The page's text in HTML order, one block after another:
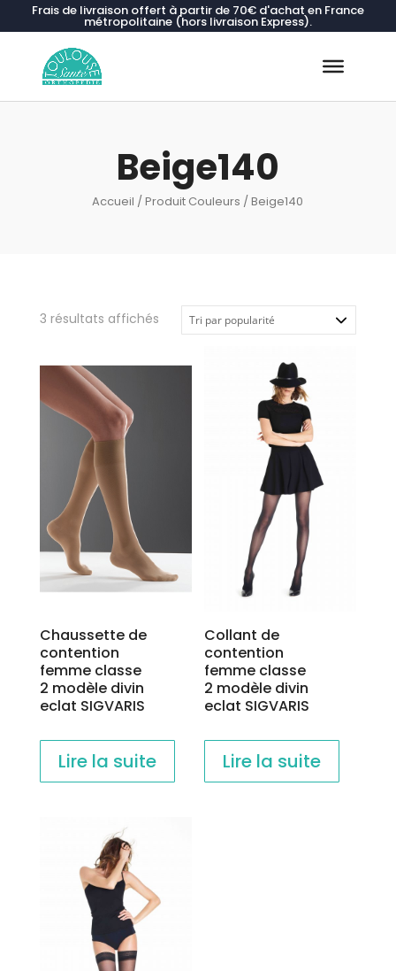
Frais de livraison offert à partir de 70€ d'achat en France
métropolitaine (hors livraison Express).
Beige140
Accueil / Produit Couleurs / Beige140
3 résultats affichésTrié
Chaussette de
contention
femme classe
2 modèle divin
eclat SIGVARIS
Lire la suite
Collant de
contention
femme classe
2 modèle divin
eclat SIGVARIS
Lire la suite